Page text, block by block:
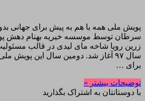
پویش ملی همه با هم به پیش برای جهانی
سرطان توسط موسسه خیریه بهنام دهش
زرین رویا شاخه مای لیدی در قالب
سال ۹۷ آغاز شد. دومین سال این پویش
برای …
توضیحات بیشتر »
با دوستانتان به اشتراک بگذارید